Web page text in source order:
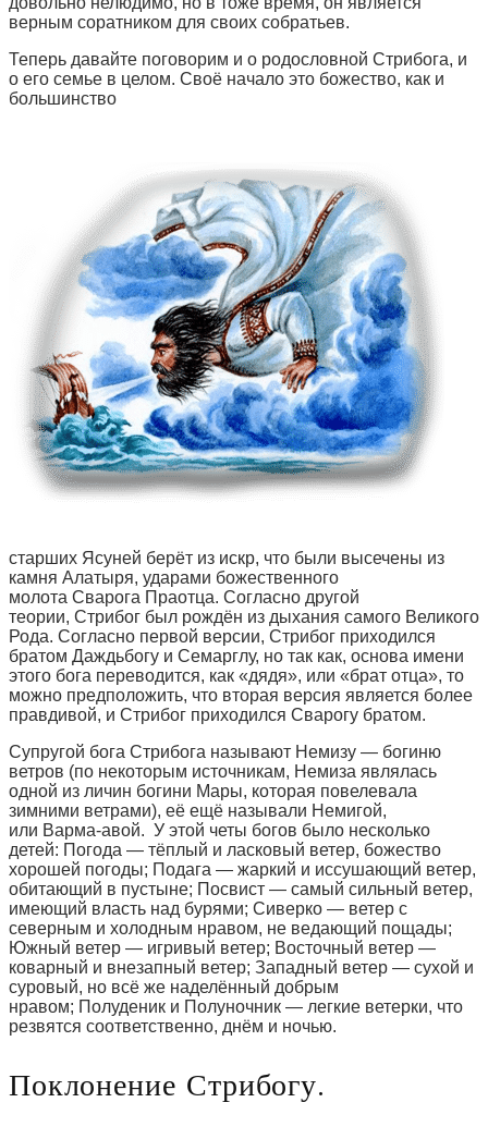
верным соратником для своих собратьев.
Теперь давайте поговорим и о родословной Стрибога, и
о его семье в целом. Своё начало это божество, как и
большинство
старших Ясуней берёт из искр, что были высечены из
камня Алатыря, ударами божественного
молота Сварога Праотца. Согласно другой
теории, Стрибог был рождён из дыхания самого Великого
Рода. Согласно первой версии, Стрибог приходился
братом Даждьбогу и Семарглу, но так как, основа имени
этого бога переводится, как «дядя», или «брат отца», то
можно предположить, что вторая версия является более
правдивой, и Стрибог приходился Сварогу братом.
Супругой бога Стрибога называют Немизу — богиню
ветров (по некоторым источникам, Немиза являлась
одной из личин богини Мары, которая повелевала
зимними ветрами), её ещё называли Немигой,
или Варма-авой. У этой четы богов было несколько
детей: Погода — тёплый и ласковый ветер, божество
хорошей погоды; Подага — жаркий и иссушающий ветер,
обитающий в пустыне; Посвист — самый сильный ветер,
имеющий власть над бурями; Сиверко — ветер с
северным и холодным нравом, не ведающий пощады;
Южный ветер — игривый ветер; Восточный ветер —
коварный и внезапный ветер; Западный ветер — сухой и
суровый, но всё же наделённый добрым
нравом; Полуденик и Полуночник — легкие ветерки, что
резвятся соответственно, днём и ночью.
Поклонение Стрибогу.